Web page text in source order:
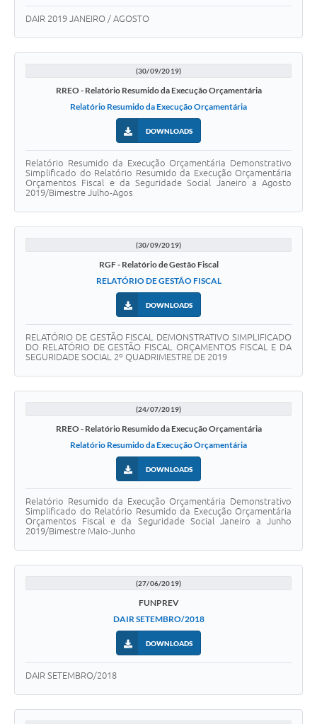
DAIR 2019 JANEIRO / AGOSTO
(30/09/2019)
RREO - Relatório Resumido da Execução Orçamentária
Relatório Resumido da Execução Orçamentária
DOWNLOADS
Relatório Resumido da Execução Orçamentária Demonstrativo
Simplificado do Relatório Resumido da Execução Orçamentária
Orçamentos Fiscal e da Seguridade Social Janeiro a Agosto
2019/Bimestre Julho-Agos
(30/09/2019)
RGF - Relatório de Gestão Fiscal
RELATÓRIO DE GESTÃO FISCAL
DOWNLOADS
RELATÓRIO DE GESTÃO FISCAL DEMONSTRATIVO SIMPLIFICADO
DO RELATÓRIO DE GESTÃO FISCAL ORÇAMENTOS FISCAL E DA
SEGURIDADE SOCIAL 2º QUADRIMESTRE DE 2019
(24/07/2019)
RREO - Relatório Resumido da Execução Orçamentária
Relatório Resumido da Execução Orçamentária
DOWNLOADS
Relatório Resumido da Execução Orçamentária Demonstrativo
Simplificado do Relatório Resumido da Execução Orçamentária
Orçamentos Fiscal e da Seguridade Social Janeiro a Junho
2019/Bimestre Maio-Junho
(27/06/2019)
FUNPREV
DAIR SETEMBRO/2018
DOWNLOADS
DAIR SETEMBRO/2018